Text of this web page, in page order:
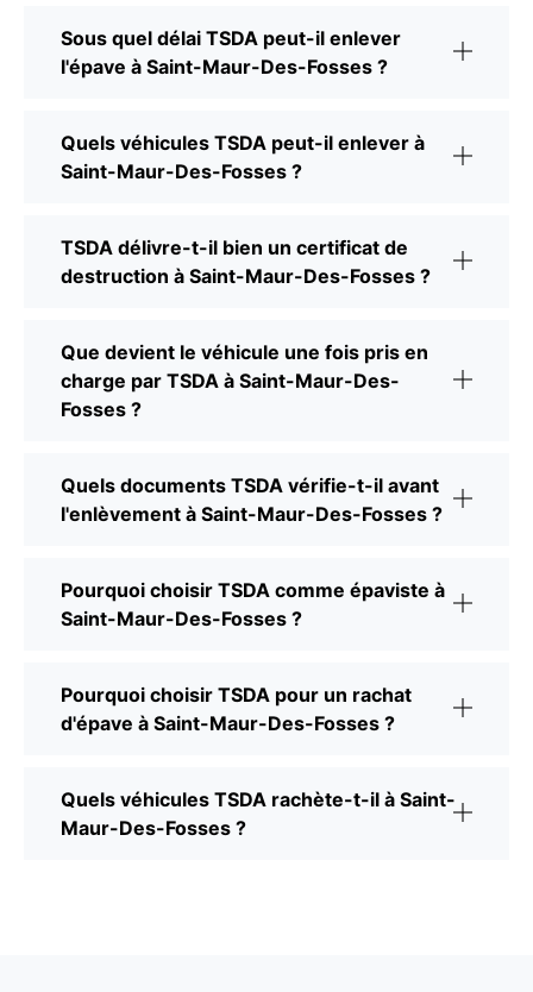
Sous quel délai TSDA peut-il enlever
l'épave à Saint-Maur-Des-Fosses ?
Quels véhicules TSDA peut-il enlever à
Saint-Maur-Des-Fosses ?
TSDA délivre-t-il bien un certificat de
destruction à Saint-Maur-Des-Fosses ?
Que devient le véhicule une fois pris en
charge par TSDA à Saint-Maur-Des-
Fosses ?
Quels documents TSDA vérifie-t-il avant
l'enlèvement à Saint-Maur-Des-Fosses ?
Pourquoi choisir TSDA comme épaviste à
Saint-Maur-Des-Fosses ?
Pourquoi choisir TSDA pour un rachat
d'épave à Saint-Maur-Des-Fosses ?
Quels véhicules TSDA rachète-t-il à Saint-
Maur-Des-Fosses ?